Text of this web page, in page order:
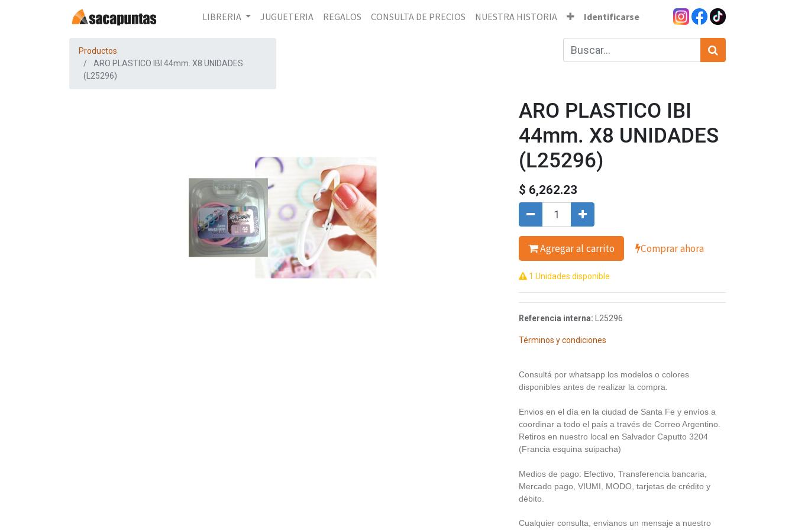
LIBRERIA JUGUETERIA REGALOS CONSULTA DE PRECIOS NUESTRA HISTORIA Identificarse
Productos
ARO PLASTICO IBI 44mm. X8 UNIDADES
(L25296)
ARO PLASTICO IBI
44mm. X8 UNIDADES
(L25296)
$ 6,262.23
Agregar al carrito Comprar ahora
1 Unidades disponible
Referencia interna: L25296
Términos y condiciones
Consultá por whatsapp los modelos o colores
disponibles antes de realizar la compra.
Envios en el día en la ciudad de Santa Fe y envíos a
coordinar a todo el país a través de Correo Argentino.
Retiros en nuestro local en Salvador Caputto 3204
(Francia esquina suipacha)
Medios de pago: Efectivo, Transferencia bancaria,
Mercado pago, VIUMI, MODO, tarjetas de crédito y
débito.
Cualquier consulta, envianos un mensaje a nuestro